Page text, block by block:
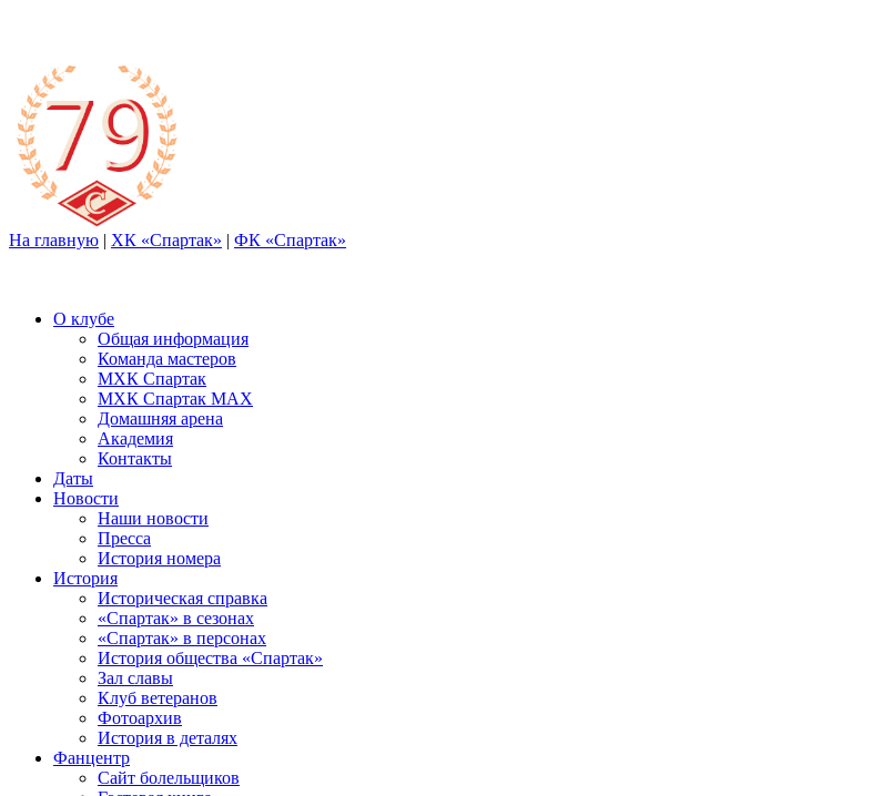
На главную | ХК «Спартак» | ФК «Спартак»
О клубе
Общая информация
Команда мастеров
МХК Спартак
МХК Спартак МАХ
Домашняя арена
Академия
Контакты
Даты
Новости
Наши новости
Пресса
История номера
История
Историческая справка
«Спартак» в сезонах
«Спартак» в персонах
История общества «Спартак»
Зал славы
Клуб ветеранов
Фотоархив
История в деталях
Фанцентр
Сайт болельщиков